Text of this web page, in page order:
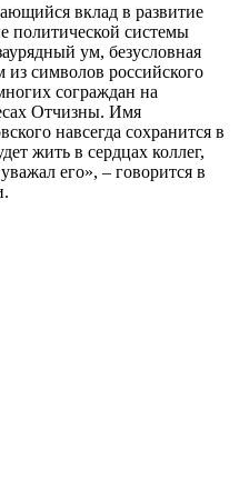
вклад в развитие
политической системы
ум, безусловная
из символов российского
сограждан на
Отчизны. Имя
навсегда сохранится в
жить в сердцах коллег,
его», – говорится в